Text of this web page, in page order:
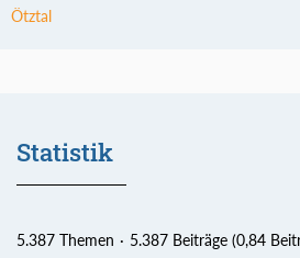
Ötztal
Statistik
5.387 Themen 5.387 Beiträge (0,84